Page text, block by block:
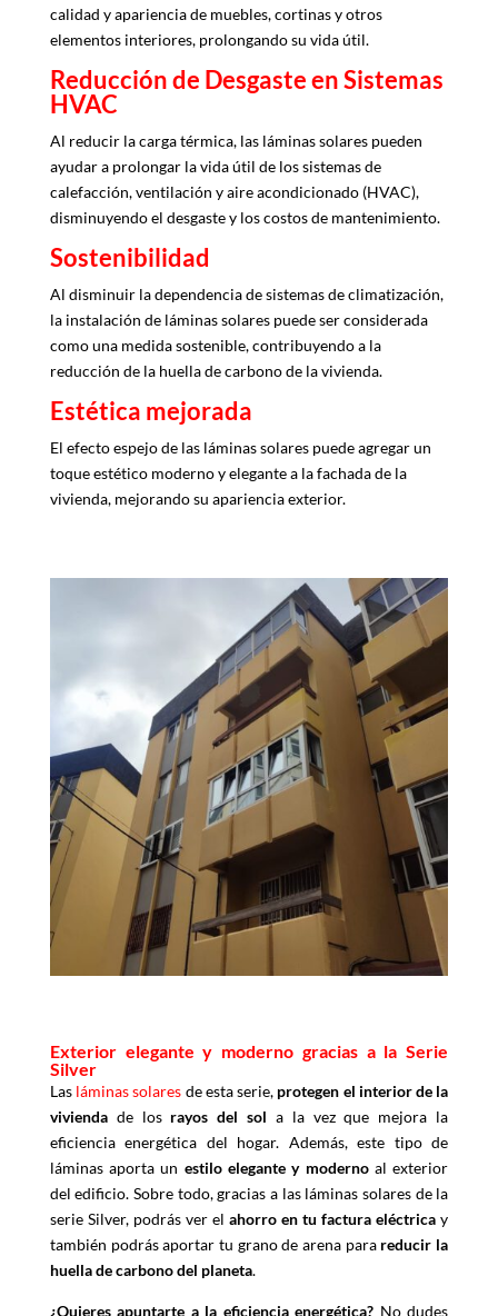
calidad y apariencia de muebles, cortinas y otros
elementos interiores, prolongando su vida útil.
Reducción de Desgaste en Sistemas
HVAC
Al reducir la carga térmica, las láminas solares pueden
ayudar a prolongar la vida útil de los sistemas de
calefacción, ventilación y aire acondicionado (HVAC),
disminuyendo el desgaste y los costos de mantenimiento.
Sostenibilidad
Al disminuir la dependencia de sistemas de climatización,
la instalación de láminas solares puede ser considerada
como una medida sostenible, contribuyendo a la
reducción de la huella de carbono de la vivienda.
Estética mejorada
El efecto espejo de las láminas solares puede agregar un
toque estético moderno y elegante a la fachada de la
vivienda, mejorando su apariencia exterior.
Exterior elegante y moderno gracias a la Serie
Silver
Las láminas solares de esta serie, protegen el interior de la
viviendade los rayos del sol a la vez que mejora la
eficiencia energética del hogar. Además, este tipo de
láminas aporta un estilo elegante y modernoal exterior
del edificio. Sobre todo, gracias a las láminas solares de la
serie Silver, podrás ver el ahorro en tu factura eléctrica y
también podrás aportar tu grano de arena para reducir la
huella de carbono del planeta.
¿Quieres apuntarte a la eficiencia energética? No dudes